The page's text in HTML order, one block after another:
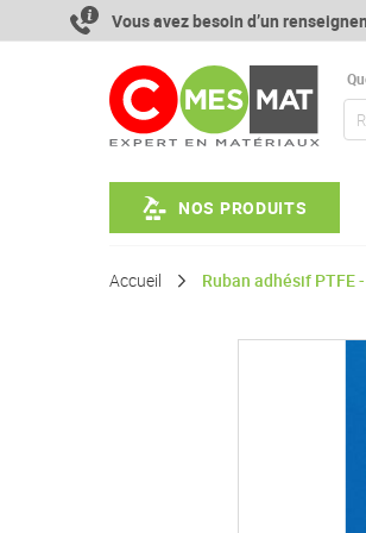
contenu
Vous avez besoin d’un
NOS PRODUITS
Accueil Ruban adhésif PTFE